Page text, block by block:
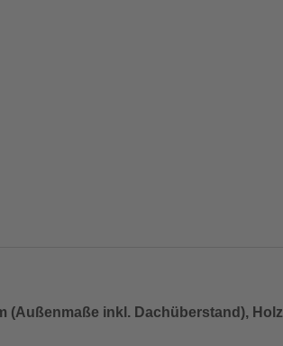
(Außenmaße inkl. Dachüberstand), Holz